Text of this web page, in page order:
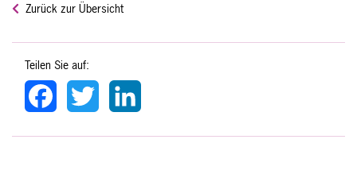
Zurück zur Übersicht
Teilen Sie auf:
Facebook Twitter